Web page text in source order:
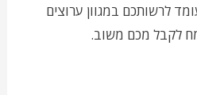
לרשותכם במגוון ערוצים
לקבל מכם משוב.